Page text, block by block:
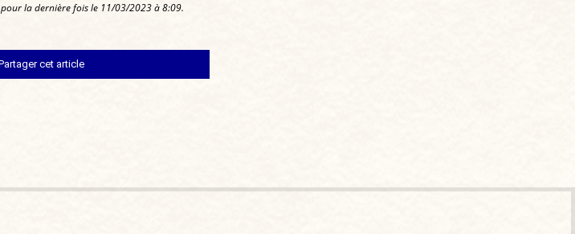
la dernière fois le 11/03/2023 à 8:09.
cet article